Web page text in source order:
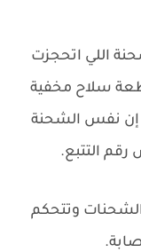
اللي اتحجزت
دمياط، فيها أكثر من 300 قطعة سلاح مخفية
إن نفس الشحنة
التتبع.
وتتحكم